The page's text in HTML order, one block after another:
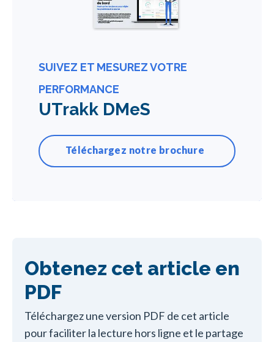
SUIVEZ ET MESUREZ VOTRE
PERFORMANCE
UTrakk DMeS
Téléchargez notre brochure
Obtenez cet article en
PDF
Téléchargez une version PDF de cet article
pour faciliter la lecture hors ligne et le partage